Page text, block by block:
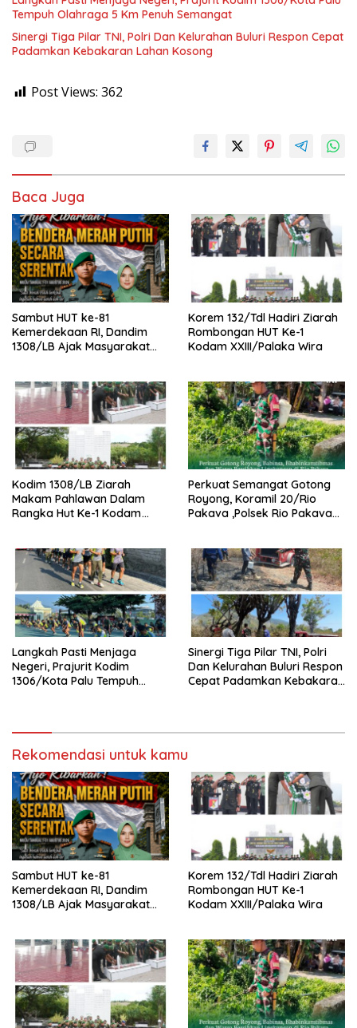
Tempuh Olahraga 5 Km Penuh Semangat
Sinergi Tiga Pilar TNI, Polri Dan Kelurahan Buluri Respon Cepat
Padamkan Kebakaran Lahan Kosong
Post Views: 362
Baca Juga
Sambut HUT ke-81
Kemerdekaan RI, Dandim
1308/LB Ajak Masyarakat
Korem 132/Tdl Hadiri Ziarah
Rombongan HUT Ke-1
Kodam XXIII/Palaka Wira
Kodim 1308/LB Ziarah
Makam Pahlawan Dalam
Rangka Hut Ke-1 Kodam
Perkuat Semangat Gotong
Royong, Koramil 20/Rio
Pakava ,Polsek Rio Pakava
Mukti
Langkah Pasti Menjaga
Negeri, Prajurit Kodim
1306/Kota Palu Tempuh
Sinergi Tiga Pilar TNI, Polri
Dan Kelurahan Buluri Respon
Cepat Padamkan Kebakaran
Rekomendasi untuk kamu
Sambut HUT ke-81
Kemerdekaan RI, Dandim
1308/LB Ajak Masyarakat
Korem 132/Tdl Hadiri Ziarah
Rombongan HUT Ke-1
Kodam XXIII/Palaka Wira